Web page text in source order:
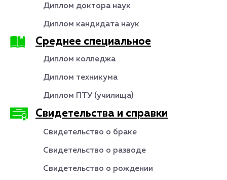
Диплом доктора наук
Диплом кандидата наук
Среднее специальное
Диплом колледжа
Диплом техникума
Диплом ПТУ (училища)
Свидетельства и справки
Свидетельство о браке
Свидетельство о разводе
Свидетельство о рождении